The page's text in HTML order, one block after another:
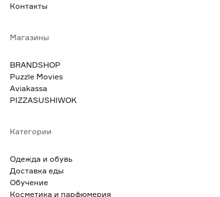
Контакты
Магазины
BRANDSHOP
Puzzle Movies
Aviakassa
PIZZASUSHIWOK
Категории
Одежда и обувь
Доставка еды
Обучение
Косметика и парфюмерия